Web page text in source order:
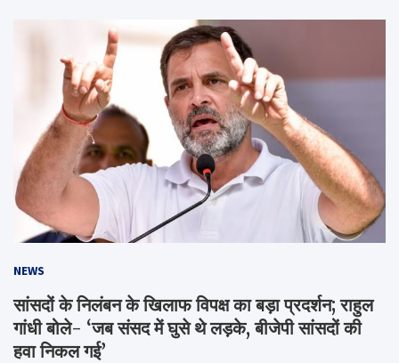
NEWS
सांसदों के निलंबन के खिलाफ विपक्ष का बड़ा प्रदर्शन; राहुल
गांधी बोले- ‘जब संसद में घुसे थे लड़के, बीजेपी सांसदों की
हवा निकल गई’